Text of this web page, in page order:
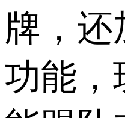
牌，还
功能，